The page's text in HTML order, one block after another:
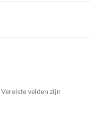
Vereiste velden zijn